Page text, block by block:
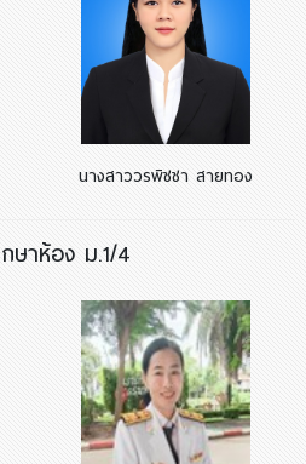
นางสาววรพิชชา สายทอง
ษาห้อง ม.1/4